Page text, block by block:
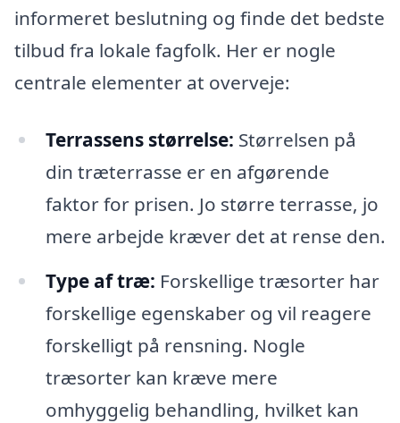
informeret beslutning og finde det bedste
tilbud fra lokale fagfolk. Her er nogle
centrale elementer at overveje:
Terrassens størrelse: Størrelsen på
din træterrasse er en afgørende
faktor for prisen. Jo større terrasse, jo
mere arbejde kræver det at rense den.
Type af træ: Forskellige træsorter har
forskellige egenskaber og vil reagere
forskelligt på rensning. Nogle
træsorter kan kræve mere
omhyggelig behandling, hvilket kan